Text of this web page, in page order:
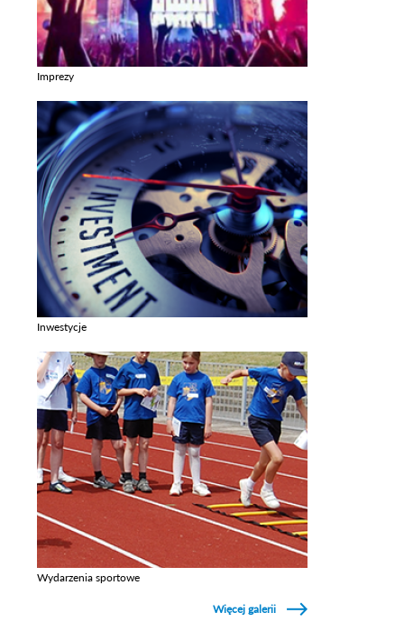
Imprezy
Inwestycje
Wydarzenia sportowe
Więcej galerii